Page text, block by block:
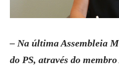
– Na última Assembleia
do PS, através do